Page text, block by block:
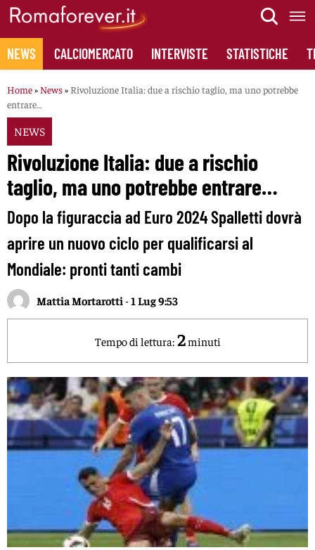
Skip
content
NEWS CALCIOMERCATO INTERVISTE STATISTICHE
Home» News» Rivoluzione Italia: due a rischio taglio, ma uno potrebbe
entrare…
NEWS
Rivoluzione Italia: due a rischio
taglio, ma uno potrebbe entrare…
Dopo la figuraccia ad Euro 2024 Spalletti dovrà
aprire un nuovo ciclo per qualificarsi al
Mondiale: pronti tanti cambi
Mattia Mortarotti -1 Lug 9:53
Tempo di lettura: 2minuti